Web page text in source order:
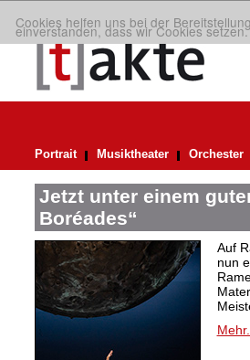
Cookies helfen uns bei der
einverstanden, dass wir Cookies setzen.
Portrait Musiktheater Orchester
Jetzt unter einem
Boréades“
Auf
nun
Mehr...